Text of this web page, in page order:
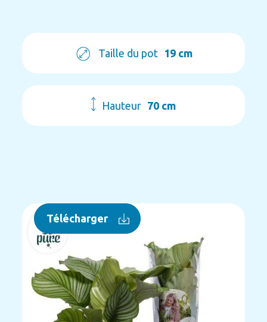
Taille du pot 19 cm
Hauteur 70 cm
Télécharger